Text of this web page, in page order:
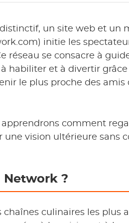
un site web et un
initie les
réseau se consacre à
habiliter et à divertir
le plus proche des
apprendrons comment
une vision ultérieure sans
Network ?
culinaires les plus